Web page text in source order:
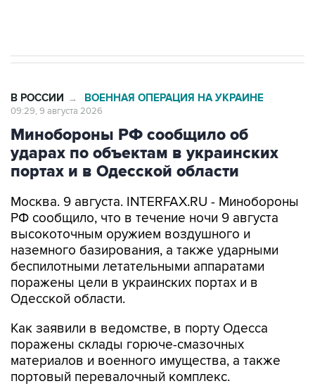
В РОССИИ → ВОЕННАЯ ОПЕРАЦИЯ НА УКРАИНЕ
09:29, 9 августа 2026
Минобороны РФ сообщило об
ударах по объектам в украинских
портах и в Одесской области
Москва. 9 августа. INTERFAX.RU - Минобороны
РФ сообщило, что в течение ночи 9 августа
высокоточным оружием воздушного и
наземного базирования, а также ударными
беспилотными летательными аппаратами
поражены цели в украинских портах и в
Одесской области.
Как заявили в ведомстве, в порту Одесса
поражены склады горюче-смазочных
материалов и военного имущества, а также
портовый перевалочный комплекс.